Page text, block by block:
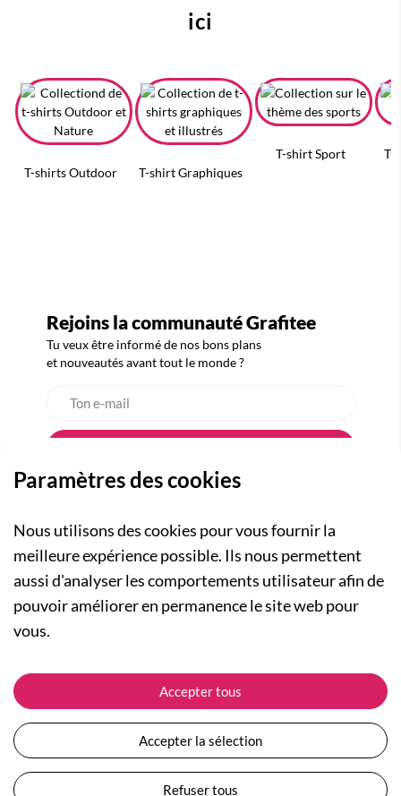
ici
T-shirts Outdoor T-shirt Graphiques
T-shirt Sport T-
Rejoins la communauté Grafitee
Tu veux être informé de nos bons plans
et nouveautés avant tout le monde ?
A PROPOS
Qui sommes-nous ?
Actualités
Nos engagements
Plan du site
Devenir revendeur
NOS RUBRIQUES
Collection Femme
Collection Enfants
Les Totebags
Nos différents thèmes
ASSISTANCE
Suivre ma commande
Expédition et livraison
Retour et remboursement
Moyens de paiement
Paramètres des cookies
Nous utilisons des cookies pour vous fournir la
meilleure expérience possible. Ils nous permettent
aussi d'analyser les comportements utilisateur afin de
pouvoir améliorer en permanence le site web pour
vous.
Accepter tous
Accepter la sélection
Refuser tous